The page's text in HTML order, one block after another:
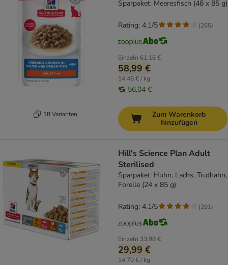
18 Varianten
Sparpaket: Meeresfisch (48 x 85 g)
Einzeln 61,16 €
58,99 €
14,46 € / kg
56,04 €
Rating: 4.1/5 (265)
Zum Warenkorb
hinzufügen
Hill's Science Plan Adult
Sterilised
Sparpaket: Huhn, Lachs, Truthahn,
Forelle (24 x 85 g)
Einzeln 33,98 €
29,99 €
14,70 € / kg
Rating: 4.1/5 (291)